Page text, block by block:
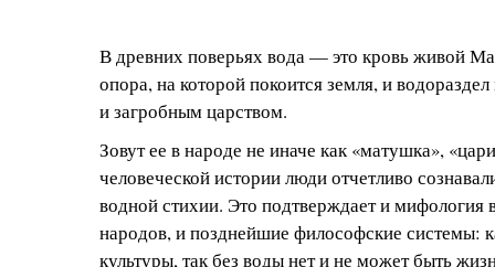
В древних поверьях вода — это кровь живой
опора, на которой покоится земля, и
и загробным царством.
Зовут ее в народе не иначе как «матушка»,
человеческой истории люди отчетливо
водной стихии. Это подтверждает и мифология
народов, и позднейшие философские системы:
культуры, так без воды нет и не может быть